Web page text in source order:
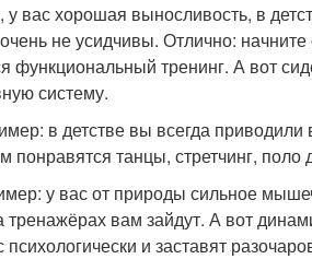
вас хорошая выносливость, в
не усидчивы. Отлично:
функциональный тренинг. А вот
систему.
в детстве вы всегда
танцы, стретчинг, поло
у вас от природы сильное
тренажёрах вам зайдут. А вот
психологически и заставят